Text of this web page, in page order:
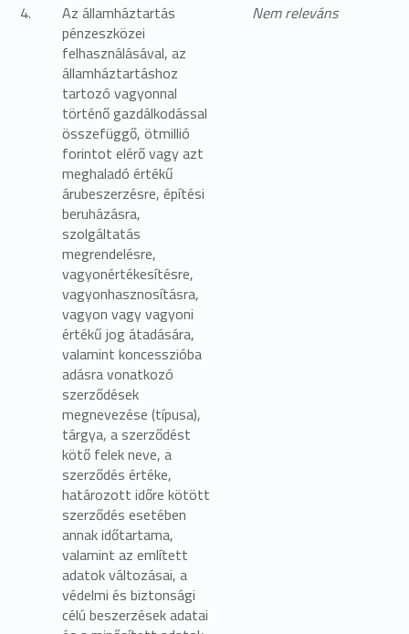
4.
Az államháztartás
pénzeszközei
felhasználásával, az
államháztartáshoz
tartozó vagyonnal
történő gazdálkodással
összefüggő, ötmillió
forintot elérő vagy azt
meghaladó értékű
árubeszerzésre, építési
beruházásra,
szolgáltatás
megrendelésre,
vagyonértékesítésre,
vagyonhasznosításra,
vagyon vagy vagyoni
értékű jog átadására,
valamint koncesszióba
adásra vonatkozó
szerződések
megnevezése (típusa),
tárgya, a szerződést
kötő felek neve, a
szerződés értéke,
határozott időre kötött
szerződés esetében
annak időtartama,
valamint az említett
adatok változásai, a
védelmi és biztonsági
célú beszerzések adatai
Nem releváns